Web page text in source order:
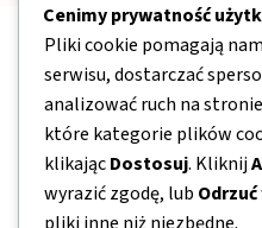
Nawigacja
O nas
Kontakt
Mapa strony
Cenimy prywatność
Pliki cookie pomagają
serwisu, dostarczać
analizować ruch na
które kategorie plików
klikającDostosuj. Kliknij
wyrazić zgodę, lub